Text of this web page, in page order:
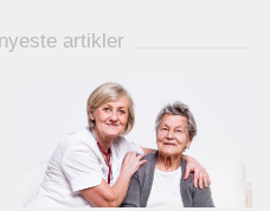
artikler